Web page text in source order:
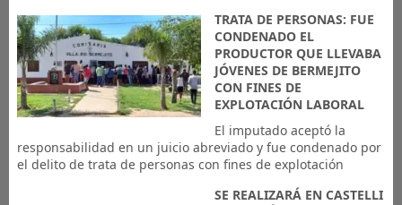
TRATA DE PERSONAS: FUE
CONDENADO EL
PRODUCTOR QUE LLEVABA
JÓVENES DE BERMEJITO
CON FINES DE
EXPLOTACIÓN LABORAL
El imputado aceptó la
responsabilidad en un juicio abreviado y fue condenado por
el delito de trata de personas con fines de explotación
SE REALIZARÁ EN CASTELLI